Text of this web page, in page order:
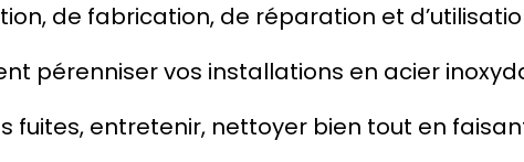
de fabrication, de réparation et
pérenniser vos installations en acier
fuites, entretenir, nettoyer bien tout en